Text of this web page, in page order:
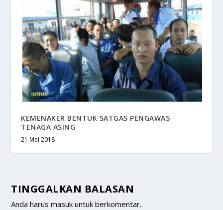
KEMENAKER BENTUK SATGAS PENGAWAS
TENAGA ASING
21 Mei 2018
TINGGALKAN BALASAN
Anda harusmasuk untuk berkomentar.